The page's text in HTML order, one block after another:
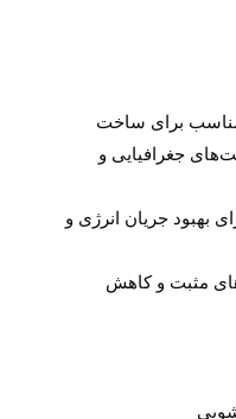
برای ساخت
جغرافیایی و
بهبود جریان انرژی و
مثبت و کاهش